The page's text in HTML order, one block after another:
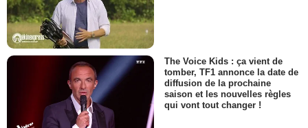
The Voice Kids : ça vient de
tomber, TF1 annonce la date de
diffusion de la prochaine
saison et les nouvelles règles
qui vont tout changer !